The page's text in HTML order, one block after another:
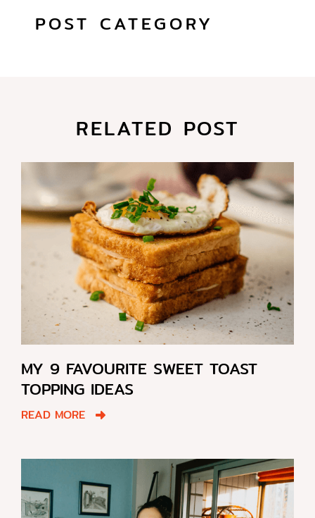
POST CATEGORY
RELATED POST
MY 9 FAVOURITE SWEET TOAST
TOPPING IDEAS
READ MORE